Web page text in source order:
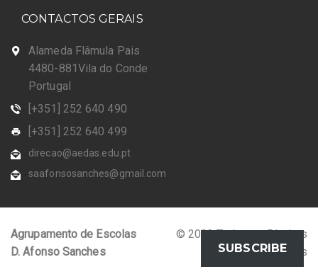
CONTACTOS GERAIS
Alameda Flâmula Pais
4480-881Vila do Conde
Portugal
[+351] 252 640 490
[+351] 252 640 499
direcao@aedas.edu.pt
saafonsosanches@gmail.com
Agrupamento de Escolas
D. Afonso Sanches
© 2023 Todos os Direitos
Reservados
SUBSCRIBE